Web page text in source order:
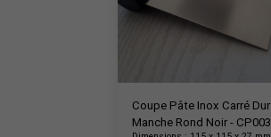
Coupe Pâte Inox Carré Dur
Manche Rond Noir - CP003